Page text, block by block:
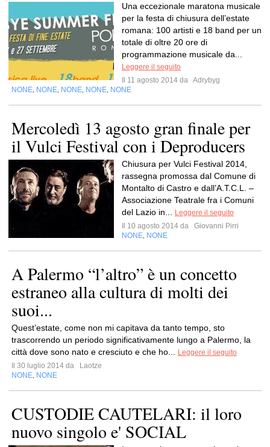
Una eccezionale maratona musicale
per la festa di chiusura dell’estate
romana: 100 artisti e 18 band per un
totale di oltre 20 ore di
programmazione musicale da...
Leggere il seguito
Il 11 agosto 2014 da Adrybyg
NONE NONE NONE NONE NONE
Mercoledì 13 agosto gran finale per
il Vulci Festival con i Deproducers
Chiusura per Vulci Festival 2014,
rassegna promossa dal Comune di
Montalto di Castro e dall’A.T.C.L. –
Associazione Teatrale fra i Comuni
del Lazio in...
Leggere il seguito
Il 10 agosto 2014 da
Giovanni Pirri
NONE NONE
A Palermo “l’altro” è un concetto
estraneo alla cultura di molti dei
suoi...
Quest’estate, come non mi capitava da tanto tempo, sto
trascorrendo un periodo significativamente lungo a Palermo, la
città dove sono nato e cresciuto e che ho...
Leggere il seguito
Il 30 luglio 2014 da
Laotze
NONE NONE
CUSTODIE CAUTELARI: il loro
nuovo singolo e' SOCIAL